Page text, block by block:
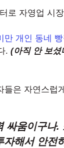
로 자영업 시
만 개인 동네
. (아직 안 보셨
은 자연스럽
싸움이구나
해서 안전